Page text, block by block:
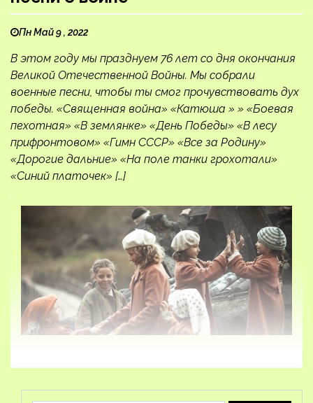
Пн Май 9 , 2022
В этом году мы празднуем 76 лет со дня окончания
Великой Отечественной Войны. Мы собрали
военные песни, чтобы ты смог прочувствовать дух
победы. «Священная война» «Катюша » » «Боевая
пехотная» «В землянке» «День Победы» «В лесу
прифронтовом» «Гимн СССР» «Все за Родину»
«Дорогие дальние» «На поле танки грохотали»
«Синий платочек» […]